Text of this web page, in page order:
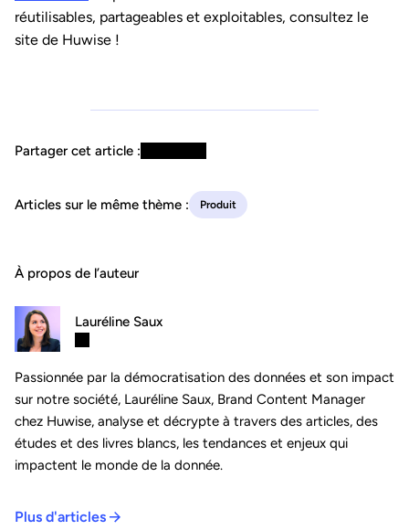
réutilisables, partageables et exploitables, consultez le
site de Huwise !
Partager cet article :
Articles sur le même thème : Produit
À propos de l’auteur
Lauréline Saux
Passionnée par la démocratisation des données et son impact
sur notre société, Lauréline Saux, Brand Content Manager
chez Huwise, analyse et décrypte à travers des articles, des
études et des livres blancs, les tendances et enjeux qui
impactent le monde de la donnée.
Plus d'articles